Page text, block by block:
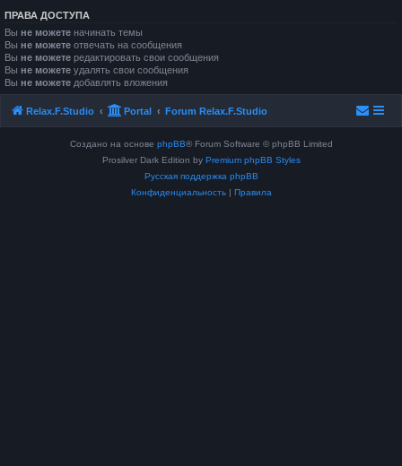
ПРАВА ДОСТУПА
Вы не можете начинать темы
Вы не можете отвечать на сообщения
Вы не можете редактировать свои сообщения
Вы не можете удалять свои сообщения
Вы не можете добавлять вложения
Relax.F.Studio Portal Forum Relax.F.Studio
Создано на основе phpBB® Forum Software © phpBB Limited
Prosilver Dark Edition by Premium phpBB Styles
Русская поддержка phpBB
Конфиденциальность| Правила